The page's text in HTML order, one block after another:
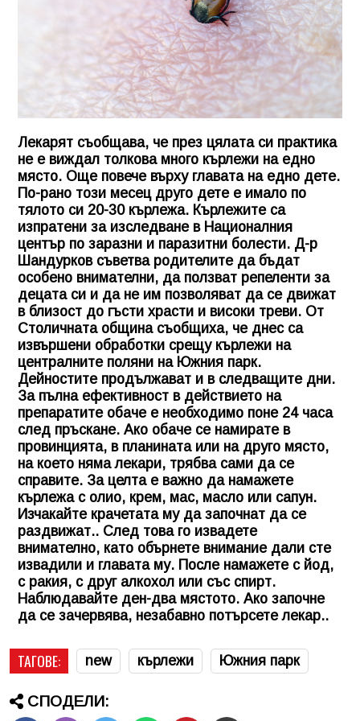
Лекарят съобщава, че през цялата си практика
не е виждал толкова много кърлежи на едно
място. Още повече върху главата на едно дете.
По-рано този месец друго дете е имало по
тялото си 20-30 кърлежа. Кърлежите са
изпратени за изследване в Националния
център по заразни и паразитни болести. Д-р
Шандурков съветва родителите да бъдат
особено внимателни, да ползват репеленти за
децата си и да не им позволяват да се движат
в близост до гъсти храсти и високи треви. От
Столичната община съобщиха, че днес са
извършени обработки срещу кърлежи на
централните поляни на Южния парк.
Дейностите продължават и в следващите дни.
За пълна ефективност в действието на
препаратите обаче е необходимо поне 24 часа
след пръскане. Ако обаче се намирате в
провинцията, в планината или на друго място,
на което няма лекари, трябва сами да се
справите. За целта е важно да намажете
кърлежа с олио, крем, мас, масло или сапун.
Изчакайте крачетата му да започнат да се
раздвижат.. След това го извадете
внимателно, като обърнете внимание дали сте
извадили и главата му. После намажете с йод,
с ракия, с друг алкохол или със спирт.
Наблюдавайте ден-два мястото. Ако започне
да се зачервява, незабавно потърсете лекар..
ТАГОВЕ: new кърлежи Южния парк
СПОДЕЛИ: